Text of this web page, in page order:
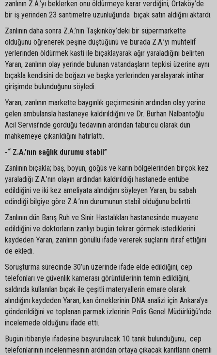
zanlının Z.A.’yı beklerken onu öldürmeye karar verdiğini, Ortaköy’de
bir iş yerinden 23 santimetre uzunluğunda bıçak satın aldığını aktardı.
Zanlının daha sonra Z.A.’nın Taşkınköy’deki bir süpermarkette
olduğunu öğrenerek peşine düştüğünü ve burada Z.A.’yı muhtelif
yerlerinden öldürmek kasti ile bıçaklayarak ağır yaraladığını belirten
Yaran, zanlının olay yerinde bulunan vatandaşların tepkisi üzerine aynı
bıçakla kendisini de boğazı ve başka yerlerinden yaralayarak intihar
girişimde bulunduğunu söyledi.
Yaran, zanlının markette baygınlık geçirmesinin ardından olay yerine
gelen ambulansla hastaneye kaldırıldığını ve Dr. Burhan Nalbantoğlu
Acil Servisi’nde gördüğü tedavinin ardından taburcu olarak dün
mahkemeye çıkarıldığını hatırlattı.
-“ Z.A.’nın sağlık durumu stabil”
Zanlının bıçakla; baş, boyun, göğüs ve karın bölgelerinden birçok kez
yaraladığı Z.A.’nın olayın ardından kaldırıldığı hastanede entübe
edildiğini ve iki kez ameliyata alındığını söyleyen Yaran, bu sabah
edindiği bilgiye göre Z.A.’nın durumunun stabil olduğunu belirtti.
Zanlının dün Barış Ruh ve Sinir Hastalıkları hastanesinde muayene
edildiğini ve doktorların zanlıyı bugün tekrar görmek istediklerini
kaydeden Yaran, zanlının gönüllü ifade vererek suçlarını itiraf ettiğini
de ekledi.
Soruşturma sürecinde 30’un üzerinde ifade elde edildiğini, cep
telefonları ve güvenlik kamerası görüntülerinin temin edildiğini,
saldırıda kullanılan bıçak ile çeşitli materyallerin emare olarak
alındığını kaydeden Yaran, kan örneklerinin DNA analizi için Ankara’ya
gönderildiğini ve toplanan parmak izlerinin Polis Genel Müdürlüğü’nde
incelemede olduğunu ifade etti.
Bugün itibariyle ifadesine başvurulacak 10 tanık bulunduğunu, cep
telefonlarının incelenmesinin ardından ortaya çıkacak kanıtların önemli